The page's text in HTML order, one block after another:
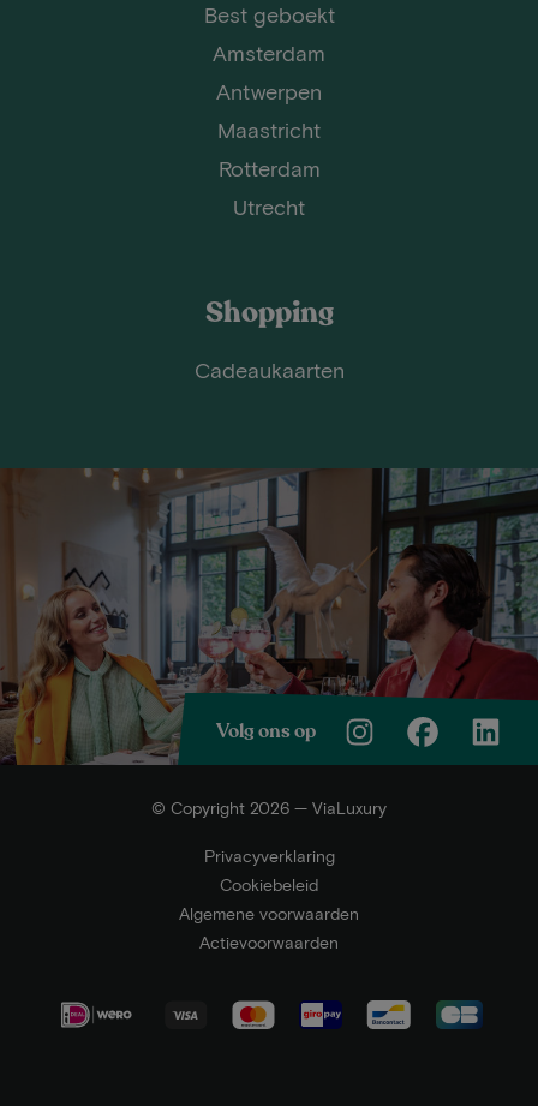
Best geboekt
Amsterdam
Antwerpen
Maastricht
Rotterdam
Utrecht
Shopping
Cadeaukaarten
Volg ons op
© Copyright 2026 — ViaLuxury
Privacyverklaring
Cookiebeleid
Algemene voorwaarden
Actievoorwaarden